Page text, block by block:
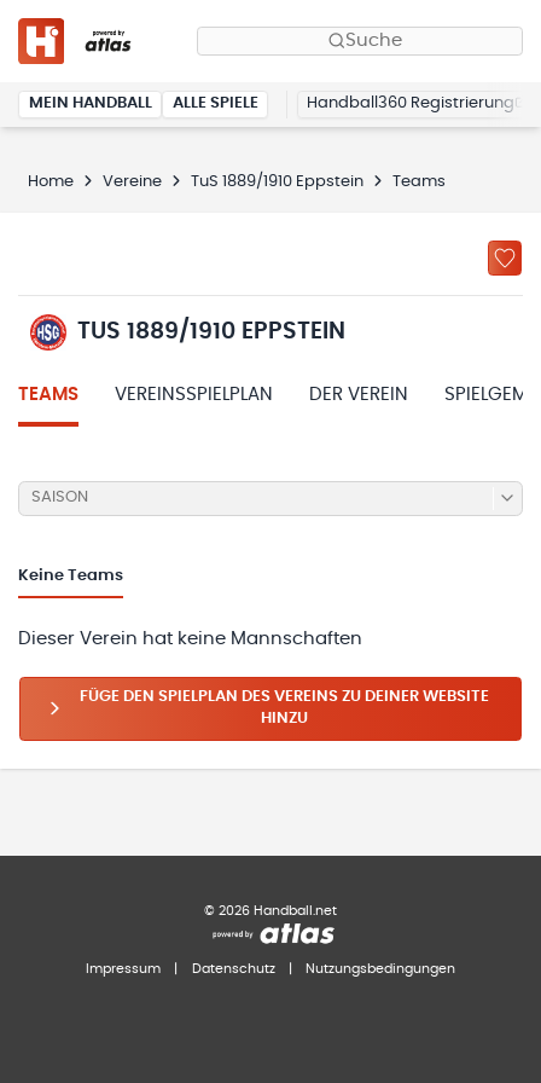
Suche
MEIN HANDBALL ALLE SPIELE Handball360 Registrierung
Home Vereine TuS 1889/1910 Eppstein Teams
TUS 1889/1910 EPPSTEIN
TEAMS VEREINSSPIELPLAN DER VEREIN
SAISON
Keine Teams
Dieser Verein hat keine Mannschaften
FÜGE DEN SPIELPLAN DES VEREINS ZU DEINER WEBSITE
HINZU
© 2026 Handball.net
Impressum Datenschutz Nutzungsbedingungen